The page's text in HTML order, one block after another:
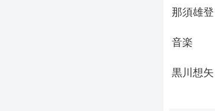
那須雄登
音楽
黒川想矢